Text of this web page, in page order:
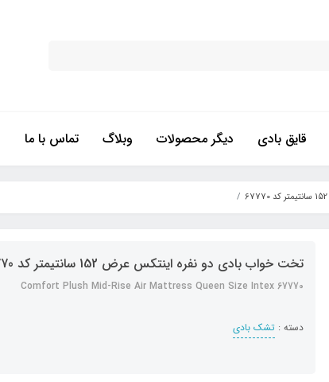
قایق بادی دیگر محصولات وبلاگ تماس با ما
تخت خواب بادی دو نفره اینتکس عرض 152 سانتیمتر کد 67770
Comfort Plush Mid-Rise Air Mattress Queen Size Intex 67770
دسته : تشک بادی